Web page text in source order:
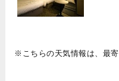
※こちらの天気情報は、最